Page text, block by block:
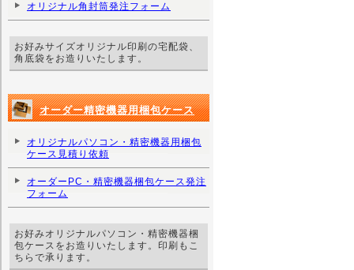
オリジナル角封筒発注フォーム
お好みサイズオリジナル印刷の宅配袋、
角底袋をお造りいたします。
オーダー精密機器用梱包ケース
オリジナルパソコン・精密機器用梱包
ケース見積り依頼
オーダーPC・精密機器梱包ケース発注
フォーム
お好みオリジナルパソコン・精密機器梱
包ケースをお造りいたします。印刷もこ
ちらで承ります。